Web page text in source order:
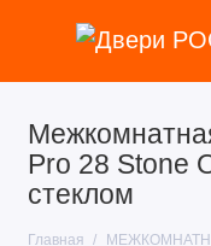
Pro 28 Stone
стеклом
Главная